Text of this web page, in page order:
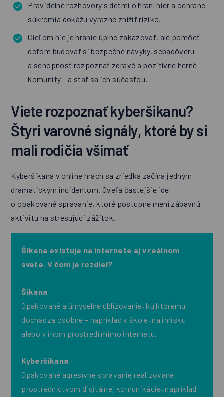
Pravidelné rozhovory s deťmi o hraní hier a ochrane
súkromia dokážu výrazne znížiť riziko.
Cieľom nie je hranie úplne zakazovať, ale pomôcť
deťom budovať si bezpečné návyky, sebadôveru
a schopnosť rozpoznať zdravé a pozitívne herné
komunity – a stať sa ich súčasťou.
Viete rozpoznať kyberšikanu?
Štyri varovné signály, ktoré by si
mali rodičia všímať
Kyberšikana v online hrách sa zriedka začína jedným
dramatickým incidentom. Oveľa častejšie ide
o opakované správanie, ktoré postupne mení zábavnú
aktivitu na stresujúci zážitok.
Šikana existuje na internete aj v reálnom
svete. V čom je rozdiel?
Šikana
Opakované a úmyselné ubližovanie, ku ktorému
dochádza osobne – napríklad v škole, na ihrisku
alebo v inom prostredí mimo internetu.
Kyberšikana
Opakované agresívne správanie realizované
prostredníctvom digitálnej komunikácie, napríklad